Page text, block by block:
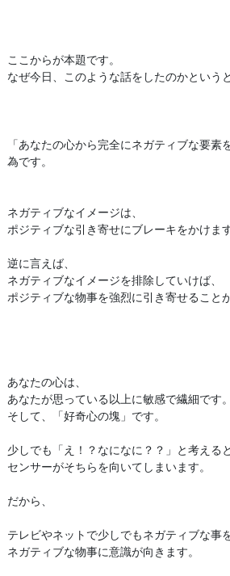
ここからが本題です。
なぜ今日、このような話をしたのかというと
「あなたの心から完全にネガティブな要素
為です。
ネガティブなイメージは、
ポジティブな引き寄せにブレーキをかけます
逆に言えば、
ネガティブなイメージを排除していけば、
ポジティブな物事を強烈に引き寄せること
あなたの心は、
あなたが思っている以上に敏感で繊細です。
そして、「好奇心の塊」です。
少しでも「え！？なになに？？」と考えると
センサーがそちらを向いてしまいます。
だから、
テレビやネットで少しでもネガティブな事
ネガティブな物事に意識が向きます。